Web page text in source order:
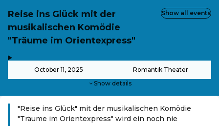
Reise ins Glück mit der
musikalischen Komödie
"Träume im Orientexpress"
October 11, 2025 Romantik Theater
Show details
Show all events
"Reise ins Glück" mit der musikalischen Komödie
"Träume im Orientexpress" wird ein noch nie